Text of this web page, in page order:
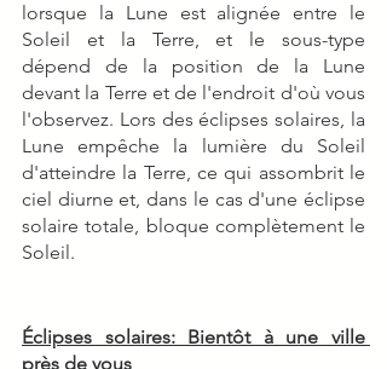
lorsque la Lune est alignée entre le
Soleil et la Terre, et le sous-type
dépend de la position de la Lune
devant la Terre et de l'endroit d'où vous
l'observez. Lors des éclipses solaires, la
Lune empêche la lumière du Soleil
d'atteindre la Terre, ce qui assombrit le
ciel diurne et, dans le cas d'une éclipse
solaire totale, bloque complètement le
Soleil.
Éclipses solaires: Bientôt à une ville
près de vous